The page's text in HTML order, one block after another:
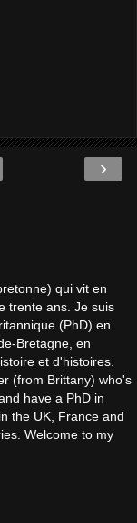
›
qui vit en
trente ans. Je suis
(PhD) en
Bretagne, en
et d'histoires.
(from Brittany) who's
have a PhD in
the UK, France and
Welcome to my